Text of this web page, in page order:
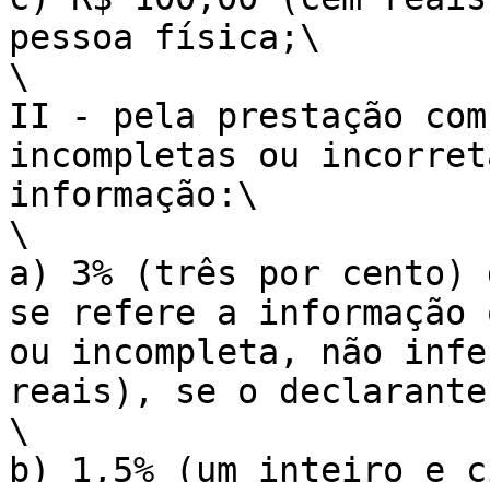
pessoa física;\
\
II - pela prestação
incompletas ou
informação:\
\
a) 3% (três por cento)
se refere a
ou incompleta, não
reais), se o
\
b) 1,5% (um inteiro e